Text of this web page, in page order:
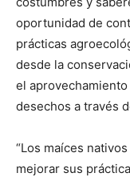
oportunidad de
prácticas
desde la
el
desechos a través
“Los maíces
mejorar sus